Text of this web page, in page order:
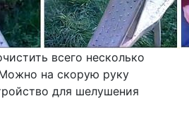
всего несколько
на скорую руку
для шелушения